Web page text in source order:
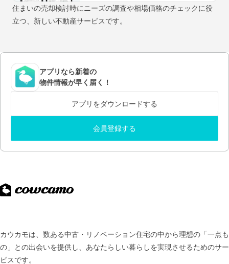
住まいの売却検討時にニーズの調査や相場価格のチェックに役
立つ、新しい不動産サービスです。
アプリなら新着の
物件情報が早く届く！
アプリをダウンロードする
会員登録する
カウカモは、数ある中古・リノベーション住宅の中から理想の「一点も
の」との出会いを提供し、 あなたらしい暮らしを実現させるためのサー
ビスです。